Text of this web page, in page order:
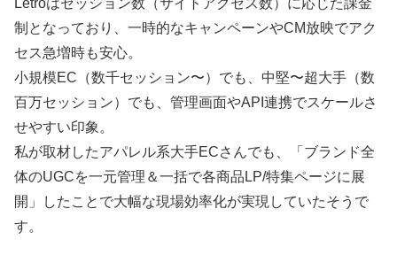
制となっており、一時的なキャンペーンやCM放映でアク
セス急増時も安心。
小規模EC（数千セッション〜）でも、中堅〜超大手（数
百万セッション）でも、管理画面やAPI連携でスケールさ
せやすい印象。
私が取材したアパレル系大手ECさんでも、「ブランド全
体のUGCを一元管理＆一括で各商品LP/特集ページに展
開」したことで大幅な現場効率化が実現していたそうで
す。